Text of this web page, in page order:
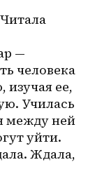
—
человека
изучая ее,
Училась
между ней
уйти.
Ждала,